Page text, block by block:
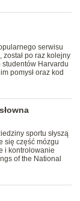
serwisu
został po raz kolejny
studentów Harvardu
pomysł oraz kod
sportu słyszą
się część mózgu
i kontrolowanie
of the National